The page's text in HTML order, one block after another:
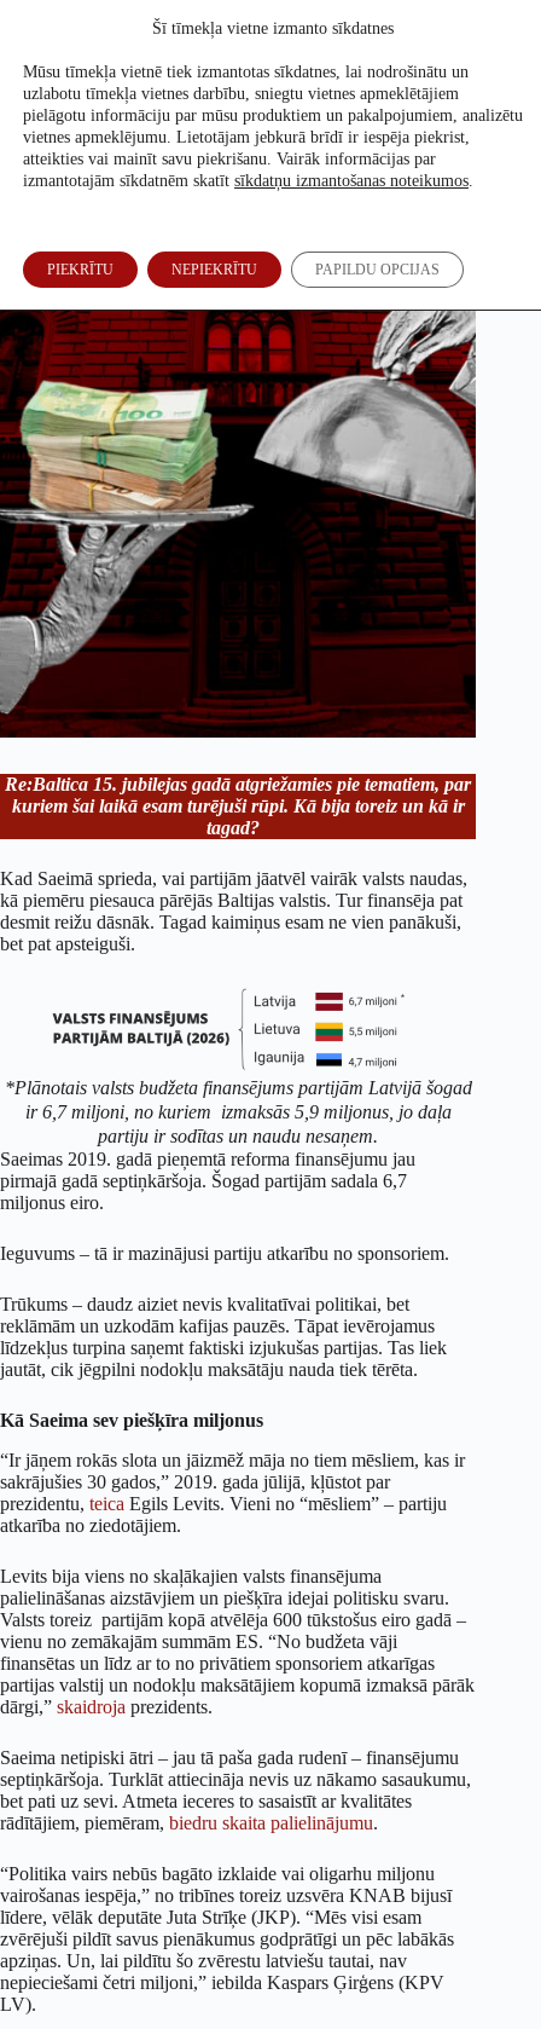
Atbalsti mūs
Valsts miljoni partijām: mazāk korupcijas, vairāk banketu
Re:Baltica 15. jubilejas gadā atgriežamies pie tematiem, par
kuriem šai laikā esam turējuši rūpi. Kā bija toreiz un kā ir
tagad?
Kad Saeimā sprieda, vai partijām jāatvēl vairāk valsts naudas,
kā piemēru piesauca pārējās Baltijas valstis. Tur finansēja pat
desmit reižu dāsnāk. Tagad kaimiņus esam ne vien panākuši,
bet pat apsteiguši.
*Plānotais valsts budžeta finansējums partijām Latvijā šogad
ir 6,7 miljoni, no kuriem izmaksās 5,9 miljonus, jo daļa
partiju ir sodītas un naudu nesaņem.
Saeimas 2019. gadā pieņemtā reforma finansējumu jau
pirmajā gadā septiņkāršoja. Šogad partijām sadala 6,7
miljonus eiro.
Ieguvums – tā ir mazinājusi partiju atkarību no sponsoriem.
Trūkums – daudz aiziet nevis kvalitatīvai politikai, bet
reklāmām un uzkodām kafijas pauzēs. Tāpat ievērojamus
līdzekļus turpina saņemt faktiski izjukušas partijas. Tas liek
jautāt, cik jēgpilni nodokļu maksātāju nauda tiek tērēta.
Kā Saeima sev piešķīra miljonus
“Ir jāņem rokās slota un jāizmēž māja no tiem mēsliem, kas ir
sakrājušies 30 gados,” 2019. gada jūlijā, kļūstot par
prezidentu, teica Egils Levits. Vieni no “mēsliem” – partiju
atkarība no ziedotājiem.
Levits bija viens no skaļākajien valsts finansējuma
palielināšanas aizstāvjiem un piešķīra idejai politisku svaru.
Valsts toreiz partijām kopā atvēlēja 600 tūkstošus eiro gadā –
vienu no zemākajām summām ES. “No budžeta vāji
finansētas un līdz ar to no privātiem sponsoriem atkarīgas
partijas valstij un nodokļu maksātājiem kopumā izmaksā pārāk
dārgi,” skaidroja prezidents.
Saeima netipiski ātri – jau tā paša gada rudenī – finansējumu
septiņkāršoja. Turklāt attiecināja nevis uz nākamo sasaukumu,
bet pati uz sevi. Atmeta ieceres to sasaistīt ar kvalitātes
rādītājiem, piemēram, biedru skaita palielinājumu.
“Politika vairs nebūs bagāto izklaide vai oligarhu miljonu
vairošanas iespēja,” no tribīnes toreiz uzsvēra KNAB bijusī
līdere, vēlāk deputāte Juta Strīķe (JKP). “Mēs visi esam
zvērējuši pildīt savus pienākumus godprātīgi un pēc labākās
apziņas. Un, lai pildītu šo zvērestu latviešu tautai, nav
nepieciešami četri miljoni,” iebilda Kaspars Ģirģens (KPV
LV).
Šī tīmekļa vietne izmanto sīkdatnes
Mūsu tīmekļa vietnē tiek izmantotas sīkdatnes, lai nodrošinātu un
uzlabotu tīmekļa vietnes darbību, sniegtu vietnes apmeklētājiem
pielāgotu informāciju par mūsu produktiem un pakalpojumiem, analizētu
vietnes apmeklējumu. Lietotājam jebkurā brīdī ir iespēja piekrist,
atteikties vai mainīt savu piekrišanu. Vairāk informācijas par
izmantotajām sīkdatnēm skatīt sīkdatņu izmantošanas noteikumos.
PIEKRĪTU NEPIEKRĪTU PAPILDU OPCIJAS